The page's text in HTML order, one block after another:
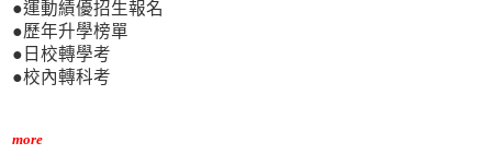
●運動績優招生報名
●歷年升學榜單
●日校轉學考
●校內轉科考
more